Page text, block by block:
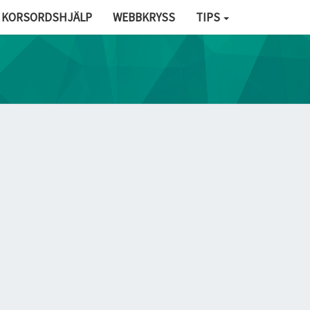
KORSORDSHJÄLP WEBBKRYSS TIPS